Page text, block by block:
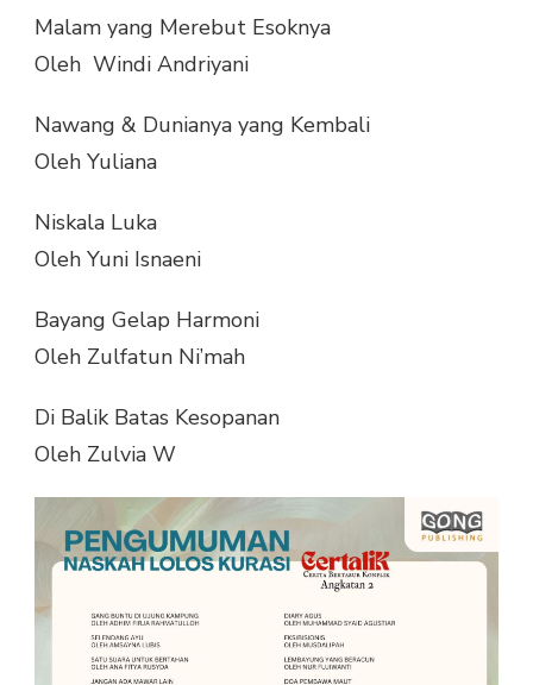
Malam yang Merebut Esoknya
Oleh Windi Andriyani
Nawang & Dunianya yang Kembali
Oleh Yuliana
Niskala Luka
Oleh Yuni Isnaeni
Bayang Gelap Harmoni
Oleh Zulfatun Ni’mah
Di Balik Batas Kesopanan
Oleh Zulvia W